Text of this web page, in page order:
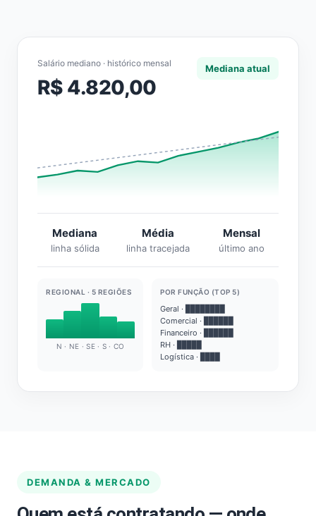
Salário mediano · histórico mensal
R$ 4.820,00
Mediana atual
Mediana
linha sólida
Média
linha tracejada
Mensal
último ano
REGIONAL · 5 REGIÕES
N · NE · SE · S · CO
POR FUNÇÃO (TOP 5)
Geral · ████████
Comercial · ██████
Financeiro · ██████
RH · █████
Logística · ████
DEMANDA & MERCADO